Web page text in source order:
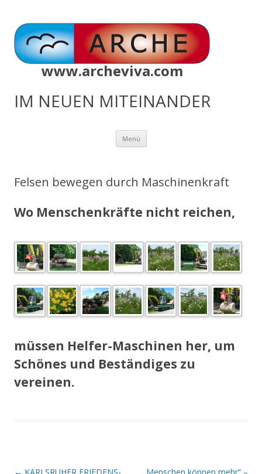
www.archeviva.com
IM NEUEN MITEINANDER
Menü Zum
springen
Felsen bewegen durch Maschinenkraft
Wo Menschenkräfte nicht reichen,
müssen Helfer-Maschinen her, um
Schönes und Beständiges zu
vereinen.